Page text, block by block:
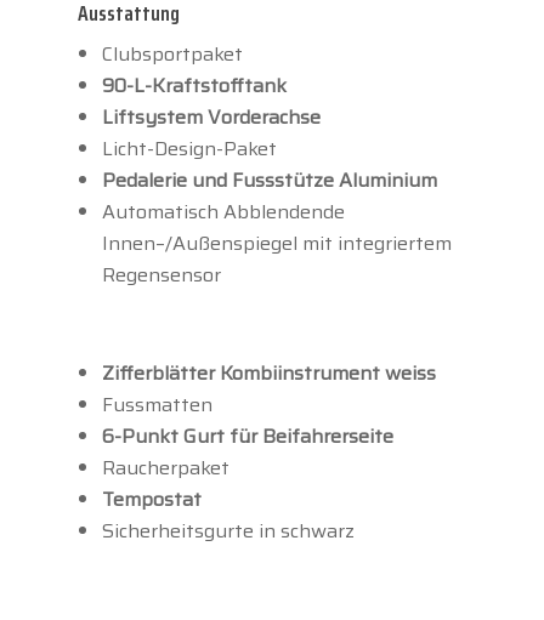
Ausstattung
Clubsportpaket
90-L-Kraftstofftank
Liftsystem Vorderachse
Licht-Design-Paket
Pedalerie und Fussstütze Aluminium
Automatisch Abblendende
Innen–/Außenspiegel mit integriertem
Regensensor
Zifferblätter Kombiinstrument weiss
Fussmatten
6-Punkt Gurt für Beifahrerseite
Raucherpaket
Tempostat
Sicherheitsgurte in schwarz